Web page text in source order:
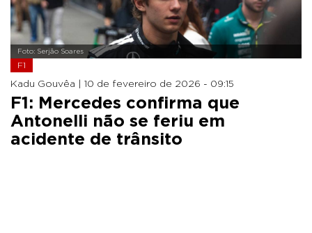
Foto: Serjão Soares
F1
Kadu Gouvêa | 10 de fevereiro de 2026 - 09:15
F1: Mercedes confirma que
Antonelli não se feriu em
acidente de trânsito